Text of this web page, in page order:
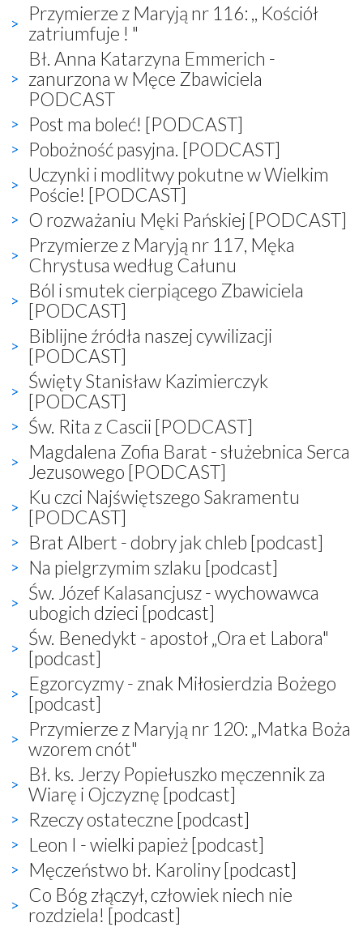
Przymierze z Maryją nr 116: ,, Kościół
zatriumfuje ! "
Bł. Anna Katarzyna Emmerich -
zanurzona w Męce Zbawiciela
PODCAST
Post ma boleć! [PODCAST]
Pobożność pasyjna. [PODCAST]
Uczynki i modlitwy pokutne w Wielkim
Poście! [PODCAST]
O rozważaniu Męki Pańskiej [PODCAST]
Przymierze z Maryją nr 117, Męka
Chrystusa według Całunu
Ból i smutek cierpiącego Zbawiciela
[PODCAST]
Biblijne źródła naszej cywilizacji
[PODCAST]
Święty Stanisław Kazimierczyk
[PODCAST]
Św. Rita z Cascii [PODCAST]
Magdalena Zofia Barat - służebnica Serca
Jezusowego [PODCAST]
Ku czci Najświętszego Sakramentu
[PODCAST]
Brat Albert - dobry jak chleb [podcast]
Na pielgrzymim szlaku [podcast]
Św. Józef Kalasancjusz - wychowawca
ubogich dzieci [podcast]
Św. Benedykt - apostoł „Ora et Labora"
[podcast]
Egzorcyzmy - znak Miłosierdzia Bożego
[podcast]
Przymierze z Maryją nr 120: „Matka Boża
wzorem cnót"
Bł. ks. Jerzy Popiełuszko męczennik za
Wiarę i Ojczyznę [podcast]
Rzeczy ostateczne [podcast]
Leon I - wielki papież [podcast]
Męczeństwo bł. Karoliny [podcast]
Co Bóg złączył, człowiek niech nie
rozdziela! [podcast]